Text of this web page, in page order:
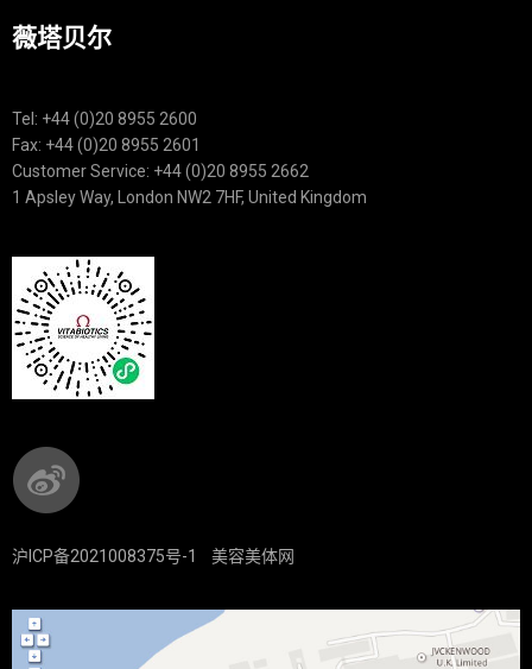
薇塔贝尔
Tel: +44 (0)20 8955 2600
Fax: +44 (0)20 8955 2601
Customer Service: +44 (0)20 8955 2662
1 Apsley Way, London NW2 7HF, United Kingdom
沪ICP备2021008375号-1 美容美体网